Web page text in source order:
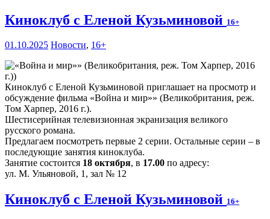
Киноклуб с Еленой Кузьминовой 16+
01.10.2025 Новости, 16+
Киноклуб с Еленой Кузьминовой приглашает на просмотр и
обсуждение фильма «Война и мир»» (Великобритания, реж.
Том Харпер, 2016 г.).
Шестисерийная телевизионная экранизация великого
русского романа.
Предлагаем посмотреть первые 2 серии. Остальные серии – в
последующие занятия киноклуба.
Занятие состоится 18 октября, в 17.00 по адресу:
ул. М. Ульяновой, 1, зал № 12
Киноклуб с Еленой Кузьминовой 16+